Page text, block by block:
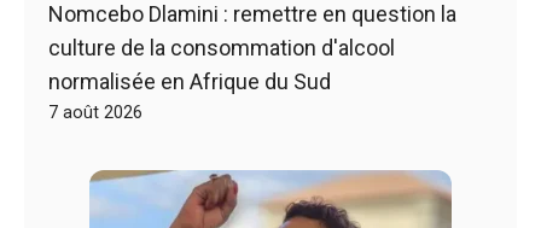
Nomcebo Dlamini : remettre en question la
culture de la consommation d'alcool
normalisée en Afrique du Sud
7 août 2026